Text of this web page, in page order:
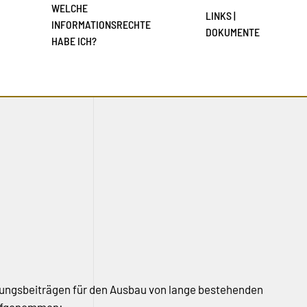
WELCHE
INFORMATIONSRECHTE
HABE ICH?
LINKS |
DOKUMENTE
für den Ausbau von lange bestehenden